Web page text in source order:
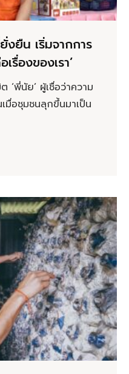
งยืน เริ่มจากการ
รื่องของเรา’
‘พี่นัย’ ผู้เชื่อว่าความ
มื่อชุมชนลุกขึ้นมาเป็น